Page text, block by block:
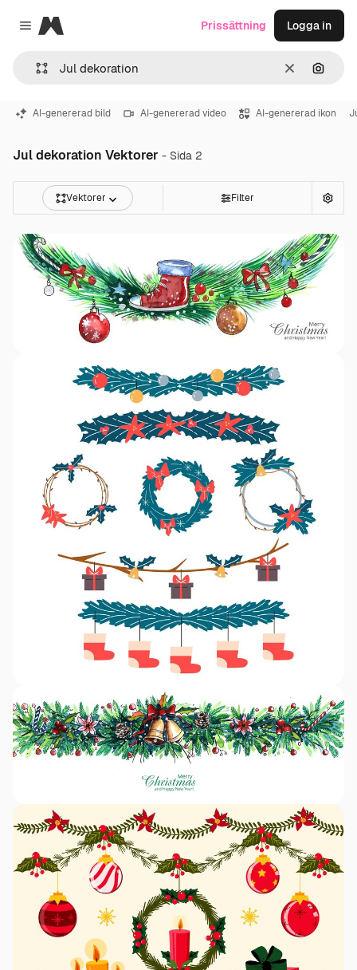
Close menu
Magnific
RensaSök
Prissättning Logga in
AI-genererad bild AI-genererad video AI-genererad ikon
Jul dekoration Vektorer - Sida 2
Vektorer Filter